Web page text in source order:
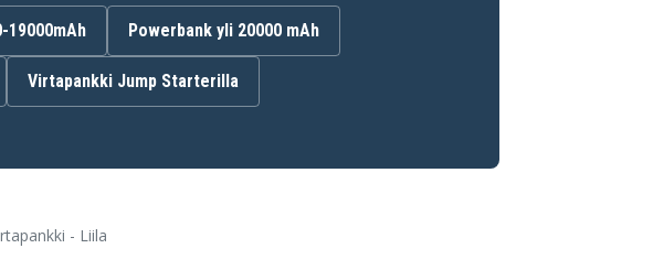
19000mAh Powerbank yli 20000 mAh
Virtapankki Jump Starterilla
- Liila